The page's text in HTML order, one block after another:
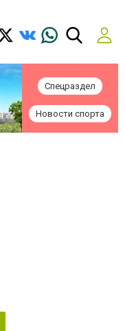
Спецраздел
Новости спорта